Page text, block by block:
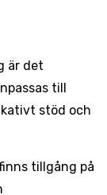
är det
till
stöd och
tillgång på